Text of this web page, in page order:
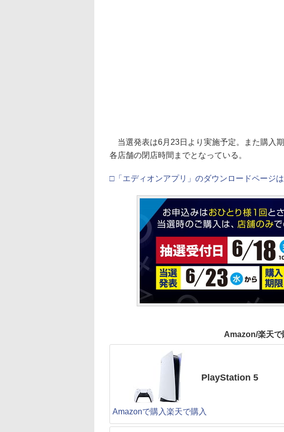
当選発表は6月23日より実施予定。また購入
各店舗の閉店時間までとなっている。
□「エディオンアプリ」のダウンロードページ
Amazon/楽天で
PlayStation 5
Amazonで購入楽天で購入